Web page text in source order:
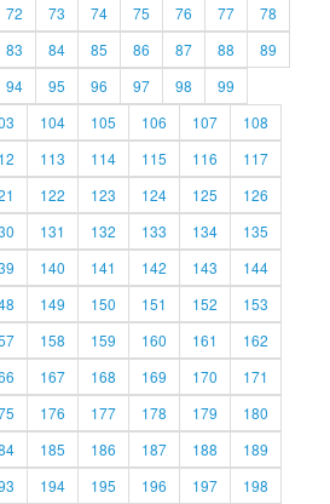
72 73 74 75 76 77
78
83 84 85 86 87 88
89
94 95 96 97 98
99
104 105 106 107
108
113 114 115 116
117
122 123 124 125
126
131 132 133 134
135
140 141 142 143
144
149 150 151 152
153
158 159 160 161
162
167 168 169 170
171
176 177 178 179
180
185 186 187 188
189
194 195 196 197
198